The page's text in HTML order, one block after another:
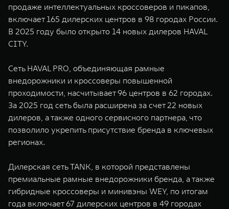
продаже интеллектуальных кроссоверов и пикапов,
включает 165 дилерских центров в 98 городах России.
В 2025 году было открыто 14 новых дилеров HAVAL
CITY.
Сеть HAVAL PRO, объединяющая рамные
внедорожники и кроссоверы повышенной
проходимости, насчитывает 96 центров в 62 городах.
За 2025 год сеть была расширена за счет 22 новых
дилеров, а также одного сервисного партнера, что
позволило укрепить присутствие бренда в ключевых
регионах.
Дилерская сеть TANK, в которой представлены
премиальные рамные внедорожники бренда, а также
гибридные кроссоверы и минивэны WEY, по итогам
года включает 67 дилерских центров в 49 городах